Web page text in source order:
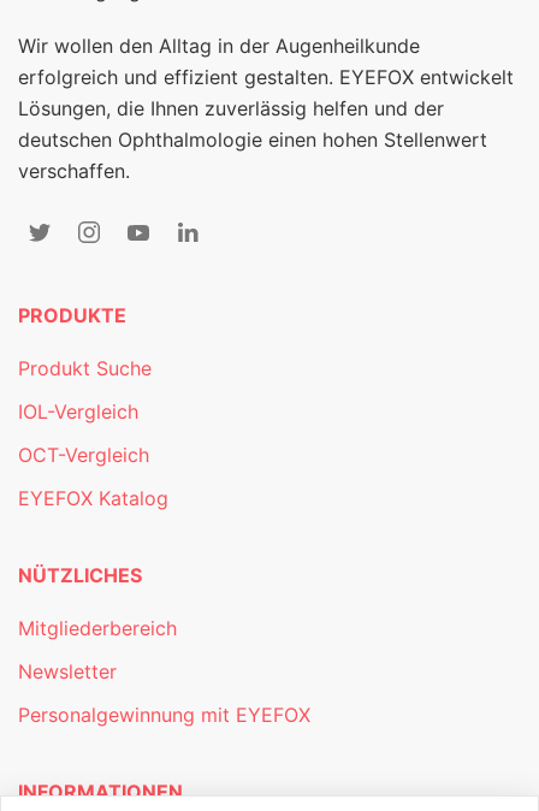
Wir wollen den Alltag in der Augenheilkunde
erfolgreich und effizient gestalten. EYEFOX entwickelt
Lösungen, die Ihnen zuverlässig helfen und der
deutschen Ophthalmologie einen hohen Stellenwert
verschaffen.
PRODUKTE
Produkt Suche
IOL-Vergleich
OCT-Vergleich
EYEFOX Katalog
NÜTZLICHES
Mitgliederbereich
Newsletter
Personalgewinnung mit EYEFOX
INFORMATIONEN